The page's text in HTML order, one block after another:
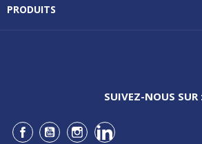
PRODUITS
SUIVEZ-NOUS SUR
Facebook
YouTubeInstagramLinkedIn